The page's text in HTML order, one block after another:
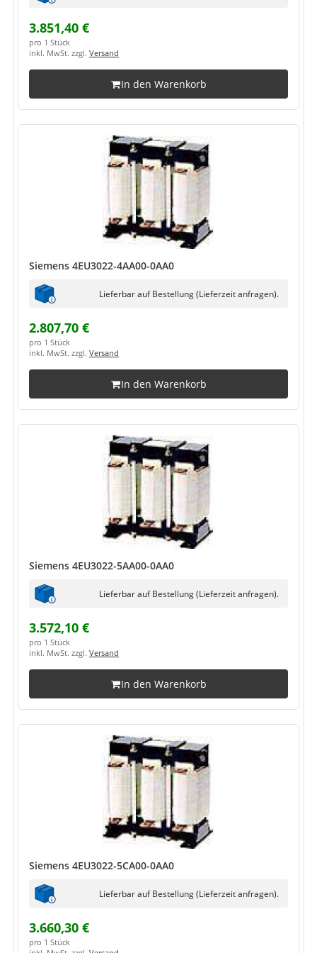
3.851,40 €
pro 1 Stück
inkl. MwSt. zzgl. Versand
In den Warenkorb
Siemens 4EU3022-4AA00-0AA0
Lieferbar auf Bestellung (Lieferzeit anfragen).
2.807,70 €
pro 1 Stück
inkl. MwSt. zzgl. Versand
In den Warenkorb
Siemens 4EU3022-5AA00-0AA0
Lieferbar auf Bestellung (Lieferzeit anfragen).
3.572,10 €
pro 1 Stück
inkl. MwSt. zzgl. Versand
In den Warenkorb
Siemens 4EU3022-5CA00-0AA0
Lieferbar auf Bestellung (Lieferzeit anfragen).
3.660,30 €
pro 1 Stück